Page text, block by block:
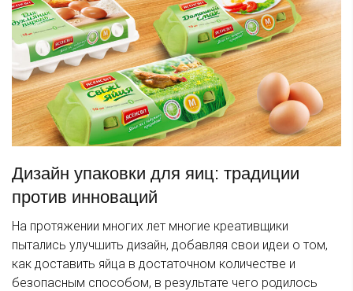
Дизайн упаковки для яиц: традиции
против инноваций
На протяжении многих лет многие креативщики
пытались улучшить дизайн, добавляя свои идеи о том,
как доставить яйца в достаточном количестве и
безопасным способом, в результате чего родилось